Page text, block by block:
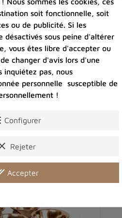
clients
aussi
soit fonctionnelle, soit
ou de publicité. Si les
désactivés sous peine d'altérer
vous êtes libre d'accepter ou
changer d'avis lors d'une
inquiétez pas, nous
personnelle susceptible de
!
Configurer
Rejeter
Accepter